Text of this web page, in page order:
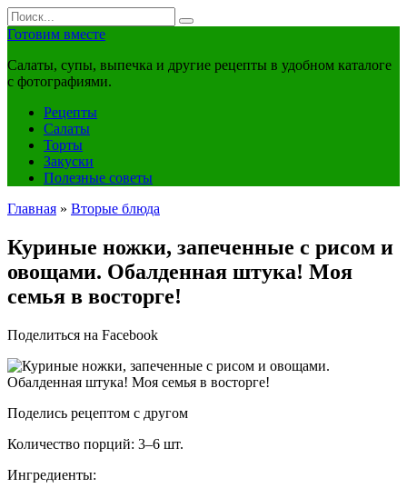
Перейти
к
Search
for:
Готовим вместе
Салаты, супы, выпечка и другие рецепты в удобном каталоге
с фотографиями.
Рецепты
Салаты
Торты
Закуски
Полезные советы
Главная » Вторые блюда
Куриные ножки, запеченные с рисом и
овощами. Обалденная штука! Моя
семья в восторге!
Поделиться на Facebook
Поделись рецептом с другом
Количество порций: 3–6 шт.
Ингредиенты: